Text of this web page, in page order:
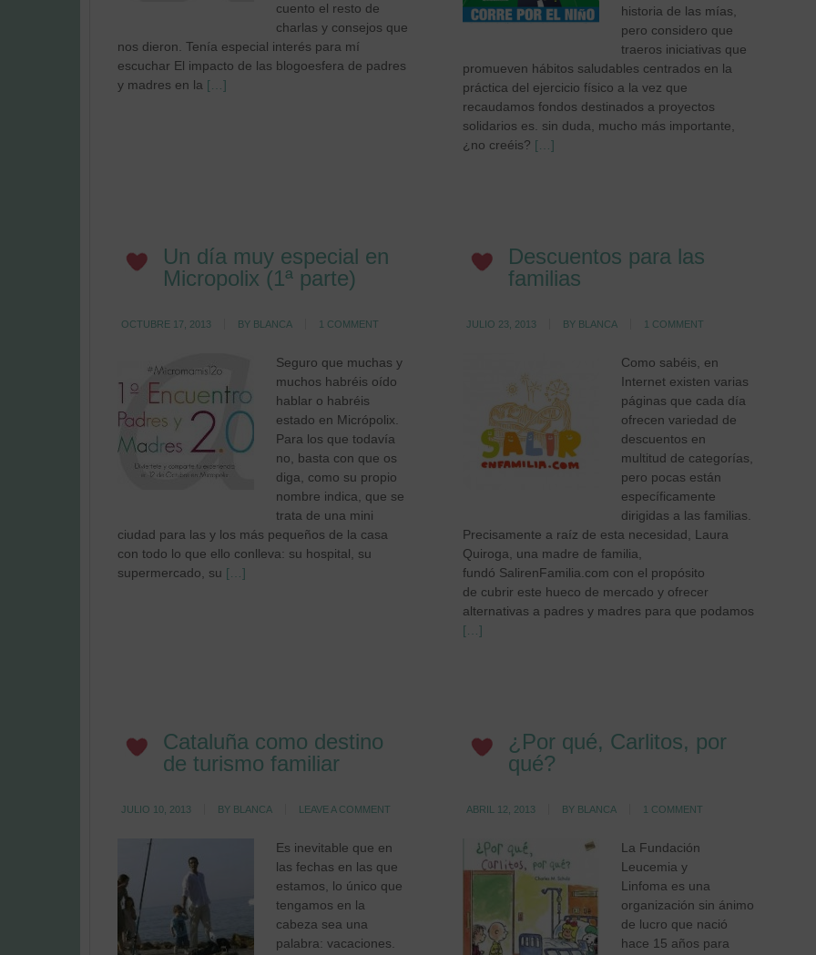
cuento el resto de
charlas y consejos que
nos dieron. Tenía especial interés para mí
escuchar El impacto de las blogoesfera de padres
y madres en la […]
historia de las mías,
pero considero que
traeros iniciativas que
promueven hábitos saludables centrados en la
práctica del ejercicio físico a la vez que
recaudamos fondos destinados a proyectos
solidarios es. sin duda, mucho más importante,
¿no creéis? […]
Un día muy especial en
Micropolix (1ª parte)
OCTUBRE 17, 2013 BY BLANCA 1 COMMENT
Seguro que muchas y
muchos habréis oído
hablar o habréis
estado en Micrópolix.
Para los que todavía
no, basta con que os
diga, como su propio
nombre indica, que se
trata de una mini
ciudad para las y los más pequeños de la casa
con todo lo que ello conlleva: su hospital, su
supermercado, su […]
Descuentos para las
familias
JULIO 23, 2013 BY BLANCA 1 COMMENT
Como sabéis, en
Internet existen varias
páginas que cada día
ofrecen variedad de
descuentos en
multitud de categorías,
pero pocas están
específicamente
dirigidas a las familias.
Precisamente a raíz de esta necesidad, Laura
Quiroga, una madre de familia,
fundó SalirenFamilia.com con el propósito
de cubrir este hueco de mercado y ofrecer
alternativas a padres y madres para que podamos
[…]
Cataluña como destino
de turismo familiar
JULIO 10, 2013 BY BLANCA LEAVE A COMMENT
Es inevitable que en
las fechas en las que
estamos, lo único que
tengamos en la
cabeza sea una
palabra: vacaciones.
¿Por qué, Carlitos, por
qué?
ABRIL 12, 2013 BY BLANCA 1 COMMENT
La Fundación
Leucemia y
Linfoma es una
organización sin ánimo
de lucro que nació
hace 15 años para